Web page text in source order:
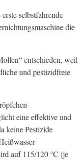
selbstfahrende
die
entschieden, weil
und pestizidfreie
eine effektive und
keine Pestizide
auf 115/120 °C (je